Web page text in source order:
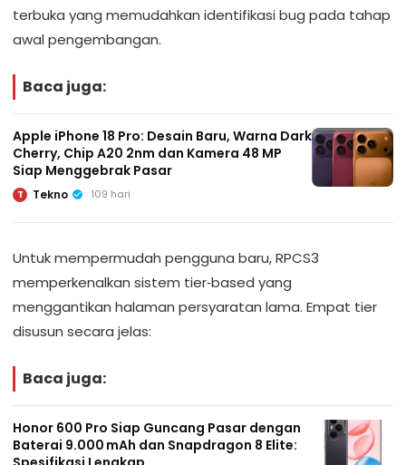
terbuka yang memudahkan identifikasi bug pada tahap
awal pengembangan.
Baca juga:
Apple iPhone 18 Pro: Desain Baru, Warna Dark
Cherry, Chip A20 2nm dan Kamera 48 MP
Siap Menggebrak Pasar
T Tekno 109 hari
Untuk mempermudah pengguna baru, RPCS3
memperkenalkan sistem tier‑based yang
menggantikan halaman persyaratan lama. Empat tier
disusun secara jelas:
Baca juga:
Honor 600 Pro Siap Guncang Pasar dengan
Baterai 9.000 mAh dan Snapdragon 8 Elite: